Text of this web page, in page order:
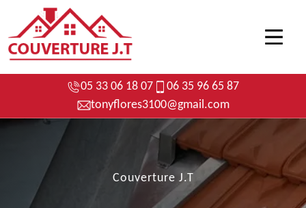
05 33 06 18 07
06 35 96 65 87
tonyflores3100@gmail.com
Couverture J.T